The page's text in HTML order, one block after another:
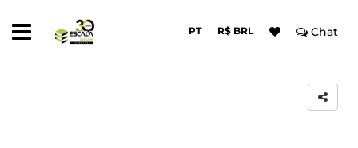
PT R$ BRL Chat